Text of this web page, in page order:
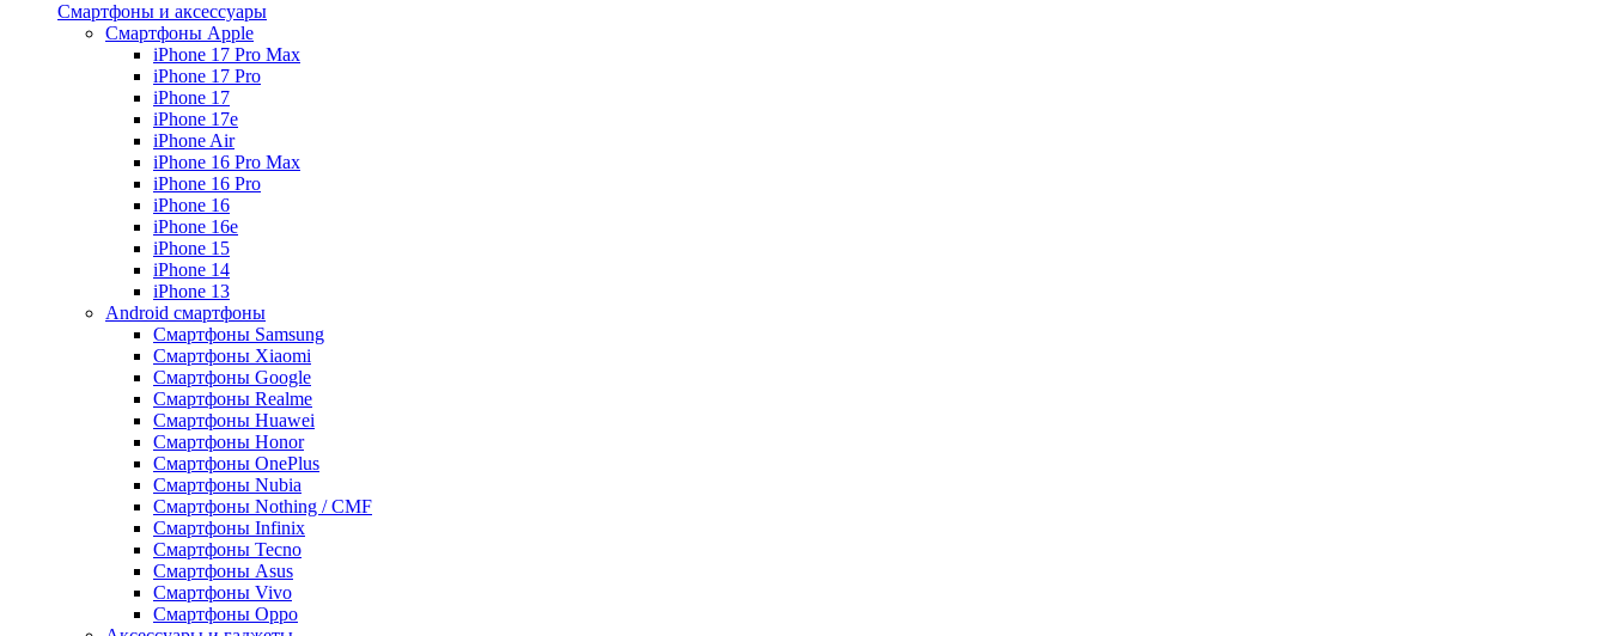
Смартфоны и аксессуары
Смартфоны Apple
iPhone 17 Pro Max
iPhone 17 Pro
iPhone 17
iPhone 17e
iPhone Air
iPhone 16 Pro Max
iPhone 16 Pro
iPhone 16
iPhone 16e
iPhone 15
iPhone 14
iPhone 13
Android cмартфоны
Смартфоны Samsung
Смартфоны Xiaomi
Смартфоны Google
Смартфоны Realme
Смартфоны Huawei
Смартфоны Honor
Смартфоны OnePlus
Смартфоны Nubia
Смартфоны Nothing / CMF
Смартфоны Infinix
Смартфоны Tecno
Смартфоны Asus
Смартфоны Vivo
Смартфоны Oppo